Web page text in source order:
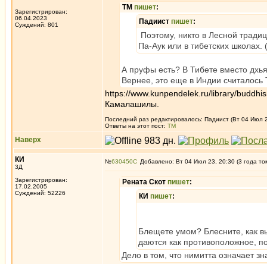
Зарегистрирован:
06.04.2023
Суждений: 801
ТМ пишет:
Падиист пишет:
Поэтому, никто в Лесной
Па-Аук или в тибетских
А пруфы есть? В Тибете вместо
Вернее, это еще в Индии считалось
https://www.kunpendelek.ru/library/
Камалашилы.
Последний раз редактировалось: Падиист (Вт 04 Июл
Ответы на этот пост: ТМ
Наверх
КИ
3Д
Зарегистрирован:
17.02.2005
Суждений: 52226
№630450 Добавлено: Вт 04 Июл 23, 20:30 (3 года
Рената Скот пишет:
КИ пишет:
Блещете умом? Блесните, как
даются как противоположное,
Дело в том, что нимитта означает